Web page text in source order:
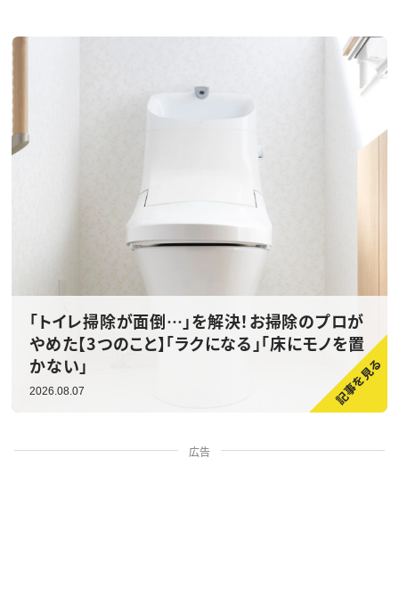
「トイレ掃除が面倒…」を解決！お掃除のプロが
やめた【3つのこと】「ラクになる」「床にモノを置
かない」
2026.08.07
広告